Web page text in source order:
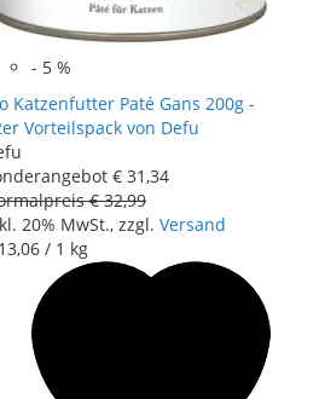
- 5 %
Katzenfutter Paté Gans 200g -
Vorteilspack von Defu
€ 31,34
€ 32,99
20% MwSt., zzgl. Versand
,06 / 1 kg